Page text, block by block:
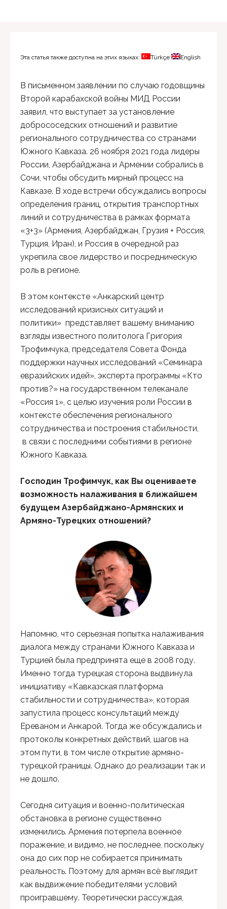
Эта статья также доступна на этих языках: Türkçe English
В письменном заявлении по случаю годовщины
Второй карабахской войны МИД России
заявил, что выступает за установление
добрососедских отношений и развитие
регионального сотрудничества со странами
Южного Кавказа. 26 ноября 2021 года лидеры
России, Азербайджана и Армении собрались в
Сочи, чтобы обсудить мирный процесс на
Кавказе. В ходе встречи обсуждались вопросы
определения границ, открытия транспортных
линий и сотрудничества в рамках формата
«3+3» (Армения, Азербайджан, Грузия + Россия,
Турция, Иран), и Россия в очередной раз
укрепила свое лидерство и посредническую
роль в регионе.
В этом контексте «Анкарский центр
исследований кризисных ситуаций и
политики» представляет вашему вниманию
взгляды известного политолога Григория
Трофимчука, председателя Совета Фонда
поддержки научных исследований «Семинара
евразийских идей», эксперта программы «Кто
против?» на государственном телеканале
«Россия 1», с целью изучения роли России в
контексте обеспечения регионального
сотрудничества и построения стабильности,
в связи с последними событиями в регионе
Южного Кавказа.
Господин Трофимчук, как Вы оцениваете
возможность налаживания в ближайшем
будущем Азербайджано-Армянских и
Армяно-Турецких отношений?
Напомню, что серьезная попытка налаживания
диалога между странами Южного Кавказа и
Турцией была предпринята еще в 2008 году.
Именно тогда турецкая сторона выдвинула
инициативу «Кавказская платформа
стабильности и сотрудничества», которая
запустила процесс консультаций между
Ереваном и Анкарой. Тогда же обсуждались и
протоколы конкретных действий, шагов на
этом пути, в том числе открытие армяно-
турецкой границы. Однако до реализации так и
не дошло.
Сегодня ситуация и военно-политическая
обстановка в регионе существенно
изменились. Армения потерпела военное
поражение, и видимо, не последнее, поскольку
она до сих пор не собирается принимать
реальность. Поэтому для армян всё выглядит
как выдвижение победителями условий
проигравшему. Теоретически рассуждая,